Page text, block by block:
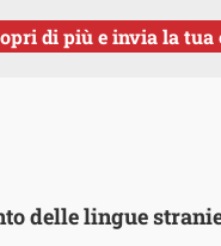
di più e invia la tua
delle lingue